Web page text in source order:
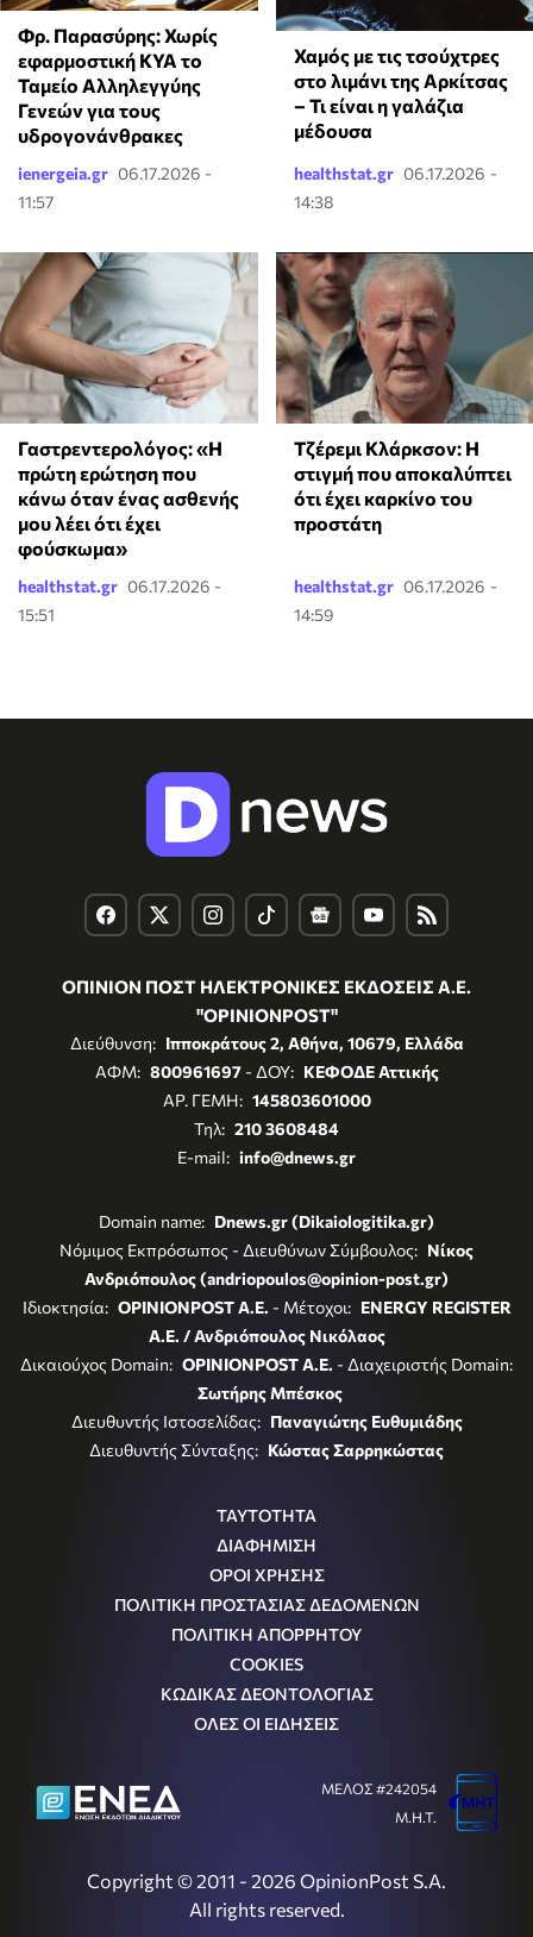
Φρ. Παρασύρης: Χωρίς
εφαρμοστική ΚΥΑ το
Ταμείο Αλληλεγγύης
Γενεών για τους
υδρογονάνθρακες
ienergeia.gr 06.17.2026 -
11:57
Χαμός με τις τσούχτρες
στο λιμάνι της Αρκίτσας
– Τι είναι η γαλάζια
μέδουσα
healthstat.gr 06.17.2026 -
14:38
Γαστρεντερολόγος: «Η
πρώτη ερώτηση που
κάνω όταν ένας ασθενής
μου λέει ότι έχει
φούσκωμα»
healthstat.gr 06.17.2026 -
15:51
Τζέρεμι Κλάρκσον: Η
στιγμή που αποκαλύπτει
ότι έχει καρκίνο του
προστάτη
healthstat.gr 06.17.2026 -
14:59
ΟΠΙΝΙΟΝ ΠΟΣΤ ΗΛΕΚΤΡΟΝΙΚΕΣ ΕΚΔΟΣΕΙΣ Α.Ε.
"OPINIONPOST"
Διεύθυνση: Ιπποκράτους 2, Αθήνα, 10679, Ελλάδα
ΑΦΜ: 800961697- ΔΟΥ: ΚΕΦΟΔΕ Αττικής
ΑΡ. ΓΕΜΗ: 145803601000
Τηλ: 210 3608484
E-mail: info@dnews.gr
Domain name: Dnews.gr (Dikaiologitika.gr)
Νόμιμος Εκπρόσωπος - Διευθύνων Σύμβουλος: Νίκος
Ανδριόπουλος (andriopoulos@opinion-post.gr)
Ιδιοκτησία: OPINIONPOST A.E. - Μέτοχοι: ENERGY REGISTER
Α.Ε. / Ανδριόπουλος Νικόλαος
Δικαιούχος Domain: OPINIONPOST A.E. - Διαχειριστής Domain:
Σωτήρης Μπέσκος
Διευθυντής Ιστοσελίδας: Παναγιώτης Ευθυμιάδης
Διευθυντής Σύνταξης: Κώστας Σαρρηκώστας
ΤΑΥΤΟΤΗΤΑ
ΔΙΑΦΗΜΙΣΗ
ΟΡΟΙ ΧΡΗΣΗΣ
ΠΟΛΙΤΙΚΗ ΠΡΟΣΤΑΣΙΑΣ ΔΕΔΟΜΕΝΩΝ
ΠΟΛΙΤΙΚΗ ΑΠΟΡΡΗΤΟΥ
COOKIES
ΚΩΔΙΚΑΣ ΔΕΟΝΤΟΛΟΓΙΑΣ
ΟΛΕΣ ΟΙ ΕΙΔΗΣΕΙΣ
Copyright © 2011 - 2026 OpinionPost S.A.
All rights reserved.
ΜΕΛΟΣ #242054
Μ.Η.Τ.